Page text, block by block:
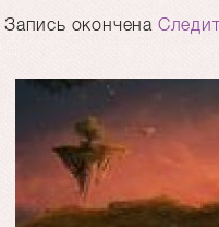
Запись окончена